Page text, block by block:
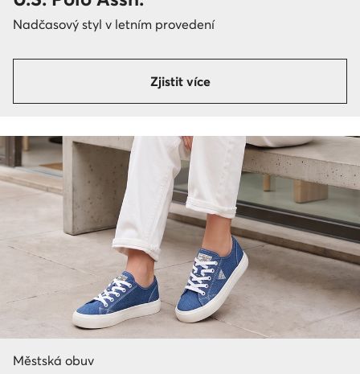
Nadčasový styl v letním provedení
Zjistit více
Městská obuv